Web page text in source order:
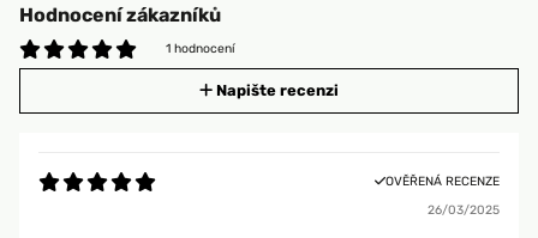
Hodnocení zákazníků
1 hodnocení
Napište recenzi
OVĚŘENÁ RECENZE
26/03/2025